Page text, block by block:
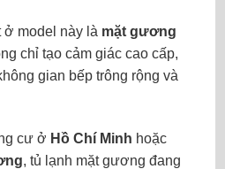
ở model này là mặt gương
chỉ tạo cảm giác cao cấp,
gian bếp trông rộng và
cư ở Hồ Chí Minh hoặc
, tủ lạnh mặt gương đang